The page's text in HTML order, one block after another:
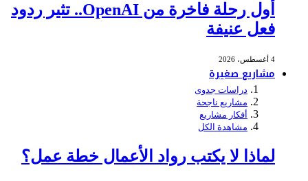
أول رحلة فاخرة من OpenAI.. تثير ردود
فعل عنيفة
4 أغسطس، 2026
مشاريع صغيرة
دراسات جدوى
مشاريع ناجحة
أفكار مشاريع
مشاهدة الكل
لماذا لا يكتب رواد الأعمال خطة عمل؟